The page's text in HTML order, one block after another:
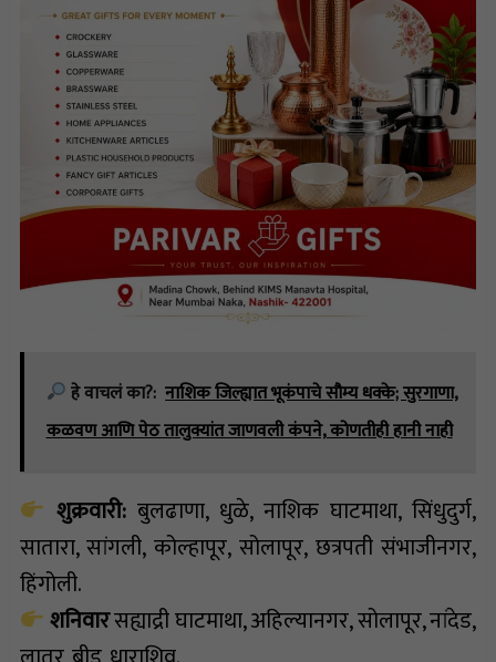
हे वाचलं का?: नाशिक जिल्ह्यात भूकंपाचे सौम्य धक्के; सुरगाणा,
कळवण आणि पेठ तालुक्यांत जाणवली कंपने, कोणतीही हानी नाही
शुक्रवारी:बुलढाणा, धुळे, नाशिक घाटमाथा, सिंधुदुर्ग,
सातारा, सांगली, कोल्हापूर, सोलापूर, छत्रपती संभाजीनगर,
हिंगोली.
शनिवारसह्याद्री घाटमाथा, अहिल्यानगर, सोलापूर, नांदेड,